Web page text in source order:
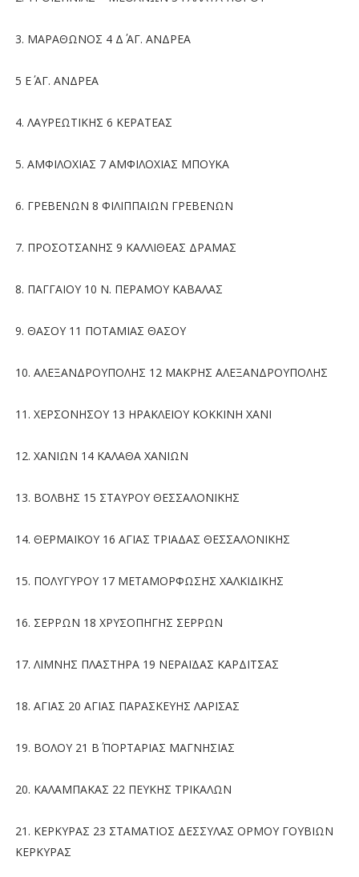
3. ΜΑΡΑΘΩΝΟΣ 4 Δ΄ ΑΓ. ΑΝΔΡΕΑ
5 Ε΄ ΑΓ. ΑΝΔΡΕΑ
4. ΛΑΥΡΕΩΤΙΚΗΣ 6 ΚΕΡΑΤΕΑΣ
5. ΑΜΦΙΛΟΧΙΑΣ 7 ΑΜΦΙΛΟΧΙΑΣ ΜΠΟΥΚΑ
6. ΓΡΕΒΕΝΩΝ 8 ΦΙΛΙΠΠΑΙΩΝ ΓΡΕΒΕΝΩΝ
7. ΠΡΟΣΟΤΣΑΝΗΣ 9 ΚΑΛΛΙΘΕΑΣ ΔΡΑΜΑΣ
8. ΠΑΓΓΑΙΟΥ 10 Ν. ΠΕΡΑΜΟΥ ΚΑΒΑΛΑΣ
9. ΘΑΣΟΥ 11 ΠΟΤΑΜΙΑΣ ΘΑΣΟΥ
10. ΑΛΕΞΑΝΔΡΟΥΠΟΛΗΣ 12 ΜΑΚΡΗΣ ΑΛΕΞΑΝΔΡΟΥΠΟΛΗΣ
11. ΧΕΡΣΟΝΗΣΟΥ 13 ΗΡΑΚΛΕΙΟΥ ΚΟΚΚΙΝΗ ΧΑΝΙ
12. ΧΑΝΙΩΝ 14 ΚΑΛΑΘΑ ΧΑΝΙΩΝ
13. ΒΟΛΒΗΣ 15 ΣΤΑΥΡΟΥ ΘΕΣΣΑΛΟΝΙΚΗΣ
14. ΘΕΡΜΑΪΚΟΥ 16 ΑΓΙΑΣ ΤΡΙΑΔΑΣ ΘΕΣΣΑΛΟΝΙΚΗΣ
15. ΠΟΛΥΓΥΡΟΥ 17 ΜΕΤΑΜΟΡΦΩΣΗΣ ΧΑΛΚΙΔΙΚΗΣ
16. ΣΕΡΡΩΝ 18 ΧΡΥΣΟΠΗΓΗΣ ΣΕΡΡΩΝ
17. ΛΙΜΝΗΣ ΠΛΑΣΤΗΡΑ 19 ΝΕΡΑΪΔΑΣ ΚΑΡΔΙΤΣΑΣ
18. ΑΓΙΑΣ 20 ΑΓΙΑΣ ΠΑΡΑΣΚΕΥΗΣ ΛΑΡΙΣΑΣ
19. ΒΟΛΟΥ 21 Β΄ ΠΟΡΤΑΡΙΑΣ ΜΑΓΝΗΣΙΑΣ
20. ΚΑΛΑΜΠΑΚΑΣ 22 ΠΕΥΚΗΣ ΤΡΙΚΑΛΩΝ
21. ΚΕΡΚΥΡΑΣ 23 ΣΤΑΜΑΤΙΟΣ ΔΕΣΣΥΛΑΣ ΟΡΜΟΥ ΓΟΥΒΙΩΝ
ΚΕΡΚΥΡΑΣ